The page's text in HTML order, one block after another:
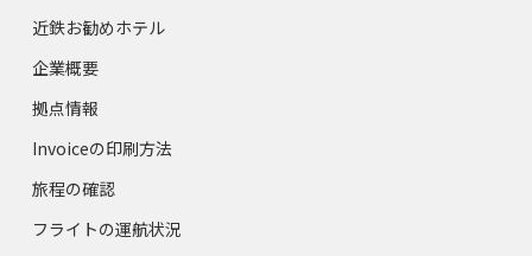
近鉄お勧めホテル
企業概要
拠点情報
Invoiceの印刷方法
旅程の確認
フライトの運航状況